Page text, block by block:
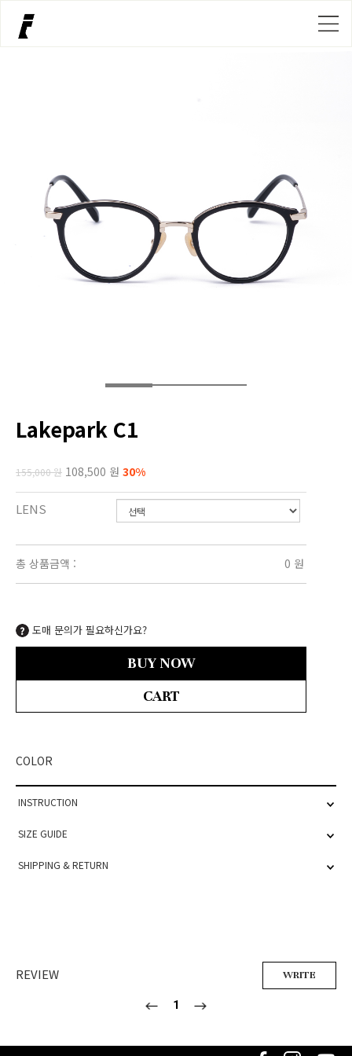
Lakepark C1
155,000 원 108,500 원 30%
LENS
총 상품금액 : 0 원
도매 문의가 필요하신가요?
BUY NOW
CART
COLOR
INSTRUCTION
SIZE GUIDE
SHIPPING & RETURN
REVIEW WRITE
1